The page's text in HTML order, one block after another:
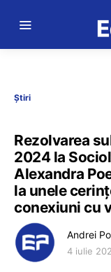
Știri
Rezolvarea
2024 la
Alexandra
la unele
conexiuni cu
Andrei
4 iulie